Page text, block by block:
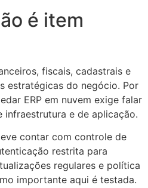
é item
fiscais, cadastrais e
estratégicas do negócio. Por
ERP em nuvem exige falar
infraestrutura e de aplicação.
contar com controle de
restrita para
regulares e política
importante aqui é testada.